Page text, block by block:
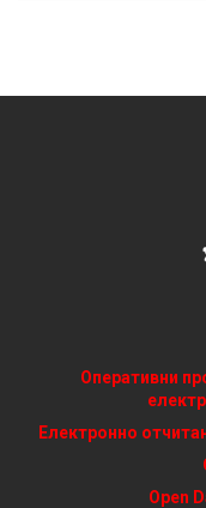
Оперативни
Електронно
Open